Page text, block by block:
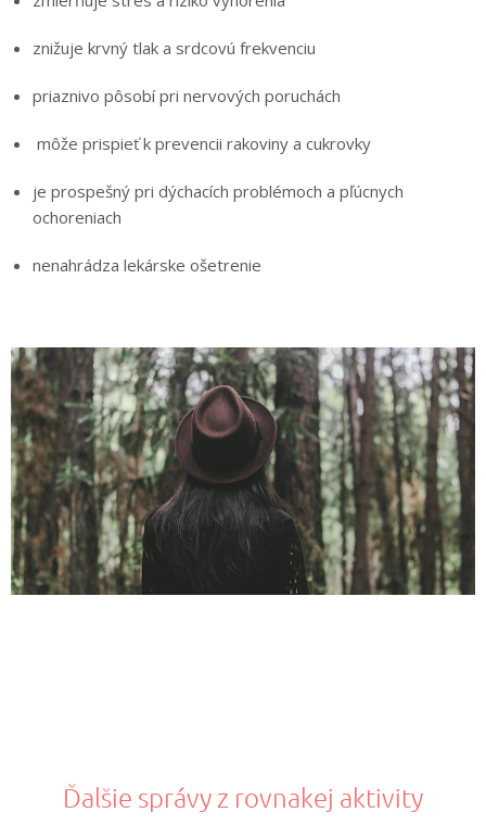
znižuje krvný tlak a srdcovú frekvenciu
priaznivo pôsobí pri nervových poruchách
môže prispieť k prevencii rakoviny a cukrovky
je prospešný pri dýchacích problémoch a pľúcnych
ochoreniach
nenahrádza lekárske ošetrenie
Ďalšie správy z rovnakej aktivity